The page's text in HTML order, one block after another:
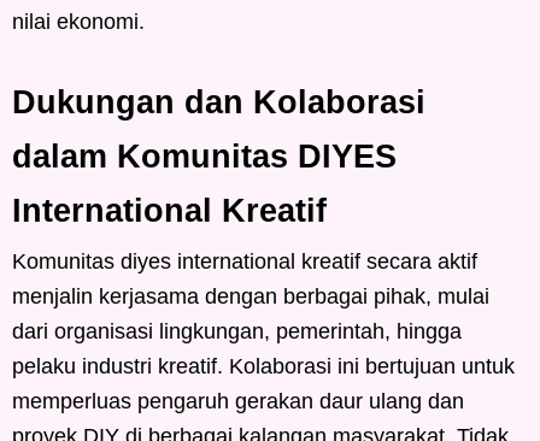
nilai ekonomi.
Dukungan dan Kolaborasi
dalam Komunitas DIYES
International Kreatif
Komunitas diyes international kreatif secara aktif
menjalin kerjasama dengan berbagai pihak, mulai
dari organisasi lingkungan, pemerintah, hingga
pelaku industri kreatif. Kolaborasi ini bertujuan untuk
memperluas pengaruh gerakan daur ulang dan
proyek DIY di berbagai kalangan masyarakat. Tidak